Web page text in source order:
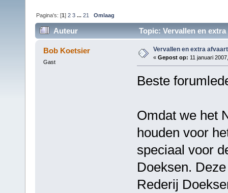
Pagina's: [1]2 3 ...21 Omlaag
Auteur Topic: Vervallen en
Bob Koetsier
Gast
Vervallen en extra
« Gepost op: 11 januari
Beste
Omdat we het
houden voor
speciaal voor
Doeksen.
Rederij